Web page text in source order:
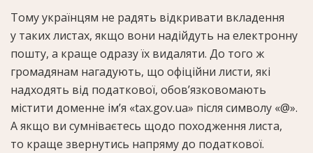
Тому українцям не радять відкривати вкладення
у таких листах, якщо вони надійдуть на електронну
пошту, а краще одразу їх видаляти. До того ж
громадянам нагадують, що офіційни листи, які
надходять від податкової, обов’язковомають
містити доменне ім’я «tax.gov.ua» після символу «@».
А якщо ви сумніваєтесь щодо походження листа,
то краще звернутись напряму до податкової.